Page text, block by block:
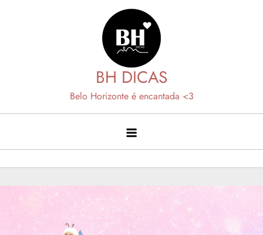
BH DICAS
Belo Horizonte é encantada <3